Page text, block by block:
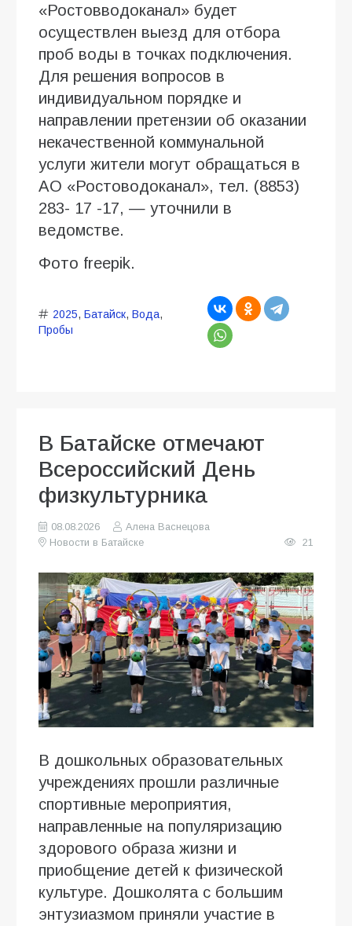
«Ростовводоканал» будет
осуществлен выезд для отбора
проб воды в точках подключения.
Для решения вопросов в
индивидуальном порядке и
направлении претензии об оказании
некачественной коммунальной
услуги жители могут обращаться в
АО «Ростоводоканал», тел. (8853)
283- 17 -17, — уточнили в
ведомстве.
Фото freepik.
2025, Батайск, Вода,
Пробы
В Батайске отмечают
Всероссийский День
физкультурника
08.08.2026
Алена Васнецова
Новости в Батайске
21
В дошкольных образовательных
учреждениях прошли различные
спортивные мероприятия,
направленные на популяризацию
здорового образа жизни и
приобщение детей к физической
культуре. Дошколята с большим
энтузиазмом приняли участие в